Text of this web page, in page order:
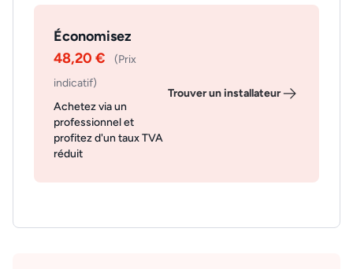
Économisez
48,20 €
(Prix
indicatif)
Achetez via un
professionnel et
profitez d'un taux TVA
réduit
Trouver un installateur